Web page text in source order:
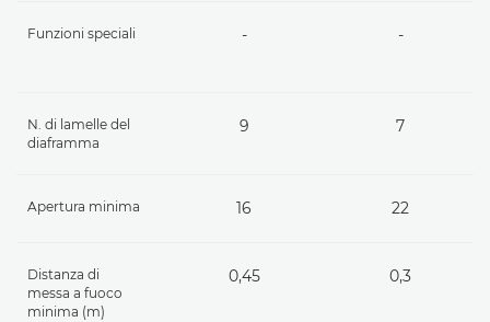
Funzioni speciali - -
N. di lamelle del
diaframma
9 7
Apertura minima 16 22
Distanza di
messa a fuoco
minima (m)
0,45 0,3